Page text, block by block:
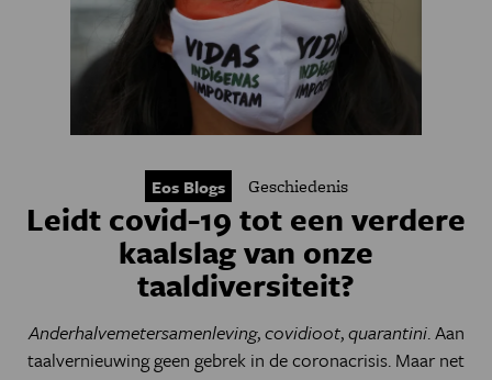
Eos Blogs Geschiedenis
Leidt covid-19 tot een verdere
kaalslag van onze
taaldiversiteit?
Anderhalvemetersamenleving,covidioot,quarantini. Aan
taalvernieuwing geen gebrek in de coronacrisis. Maar net